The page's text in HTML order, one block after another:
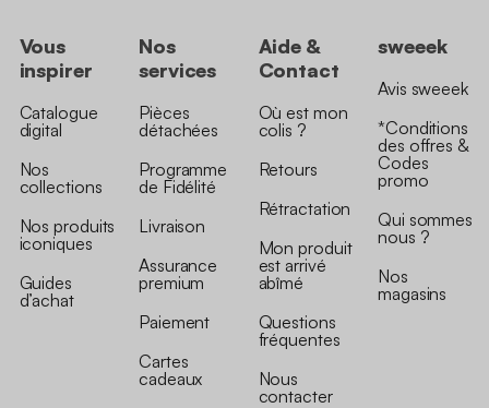
Vous
inspirer
Catalogue
digital
Nos
collections
Nos produits
iconiques
Guides
d’achat
Nos
services
Pièces
détachées
Programme
de Fidélité
Livraison
Assurance
premium
Paiement
Cartes
cadeaux
Aide &
Contact
Où est mon
colis ?
Retours
Rétractation
Mon produit
est arrivé
abîmé
Questions
fréquentes
Nous
contacter
sweeek
Avis sweeek
*Conditions
des offres &
Codes
promo
Qui sommes
nous ?
Nos
magasins